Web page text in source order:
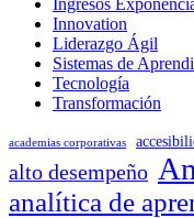
Innovation
Liderazgo Ágil
Sistemas de
Tecnología
Transformación
academias corporativas
alto desempeño
analítica de